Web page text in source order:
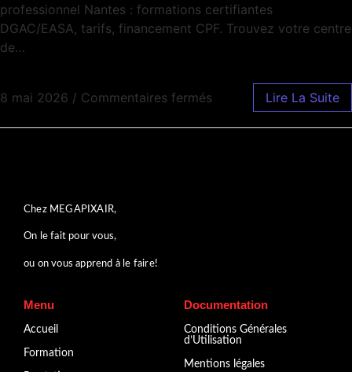
professionnel Nantes : formations certifiantes
DGAC/EASA, tarifs, financement CPF. Trouvez votre centre
de…
8 mai 2026 / Commentaires fermés Lire La Suite
Chez MEGAPIXAIR,
On le fait pour vous,
ou on vous apprend à le faire!
Menu
Accueil
Formation
Documentation
Conditions Générales
d’Utilisation
Mentions légales